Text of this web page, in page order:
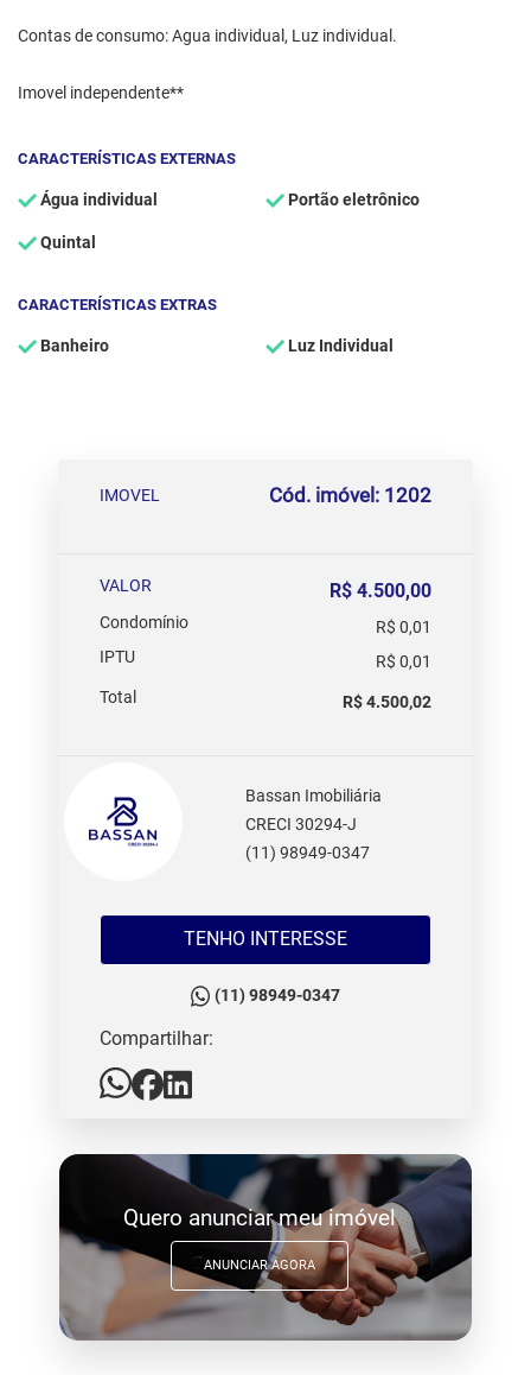
Contas de consumo: Agua individual, Luz individual.
Imovel independente**
CARACTERÍSTICAS EXTERNAS
Água individual Portão eletrônico
Quintal
CARACTERÍSTICAS EXTRAS
Banheiro Luz Individual
IMOVEL Cód. imóvel: 1202
VALOR R$ 4.500,00
Condomínio
R$ 0,01
IPTU
R$ 0,01
Total
R$ 4.500,02
Bassan Imobiliária
CRECI 30294-J
(11) 98949-0347
TENHO INTERESSE
(11) 98949-0347
Compartilhar:
Quero anunciar meu imóvel
ANUNCIAR AGORA